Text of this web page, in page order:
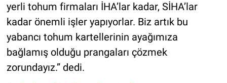
yerli tohum firmaları İHA’lar kadar, SİHA’lar
kadar önemli işler yapıyorlar. Biz artık bu
yabancı tohum kartellerinin ayağımıza
bağlamış olduğu prangaları çözmek
zorundayız.” dedi.